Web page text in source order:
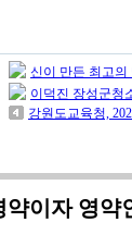
신이 만든 최고
이덕진 장성군청
강원도교육청,
이자 영약